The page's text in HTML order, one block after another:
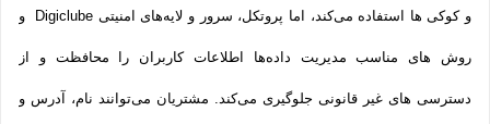
و کوکی ‌ها استفاده می‌کند، اما پروتکل، سرور و لایه‌های امنیتی Digiclube و
روش‌ های مناسب مدیریت داده‌ها اطلاعات کاربران را محافظت و از
دسترسی‌ های غیر قانونی جلوگیری می‌کند. مشتریان می‌توانند نام، آدرس و